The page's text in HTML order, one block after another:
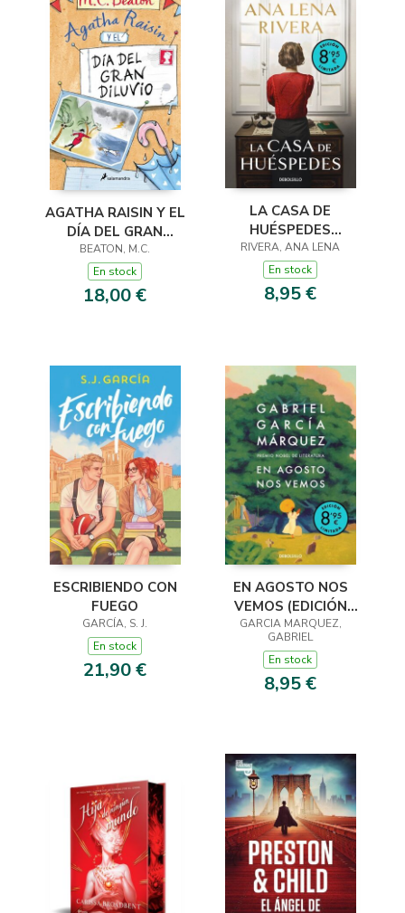
AGATHA RAISIN Y EL
DÍA DEL GRAN
DILUVIO (AGATHA
RAISIN 12)
BEATON, M.C.
En stock
18,00 €
LA CASA DE
HUÉSPEDES
(EDICIÓN LIMITADA ·
VERANO)
RIVERA, ANA LENA
En stock
8,95 €
ESCRIBIENDO CON
FUEGO
GARCÍA, S. J.
En stock
21,90 €
EN AGOSTO NOS
VEMOS (EDICIÓN
LIMITADA)
GARCIA MARQUEZ,
GABRIEL
En stock
8,95 €